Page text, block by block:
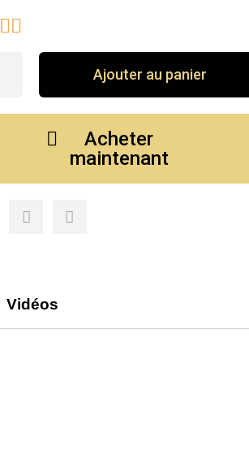
 
Ajouter au panier
Acheter
maintenant
Vidéos